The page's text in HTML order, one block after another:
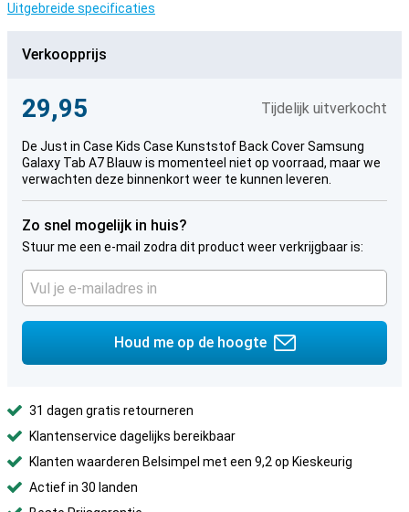
Uitgebreide specificaties
Verkoopprijs
29,95 Tijdelijk uitverkocht
De Just in Case Kids Case Kunststof Back Cover Samsung
Galaxy Tab A7 Blauw is momenteel niet op voorraad, maar we
verwachten deze binnenkort weer te kunnen leveren.
Zo snel mogelijk in huis?
Stuur me een e-mail zodra dit product weer verkrijgbaar is:
Houd me op de hoogte
31 dagen gratis retourneren
Klantenservice dagelijks bereikbaar
Klanten waarderen Belsimpel met een 9,2 op Kieskeurig
Actief in 30 landen